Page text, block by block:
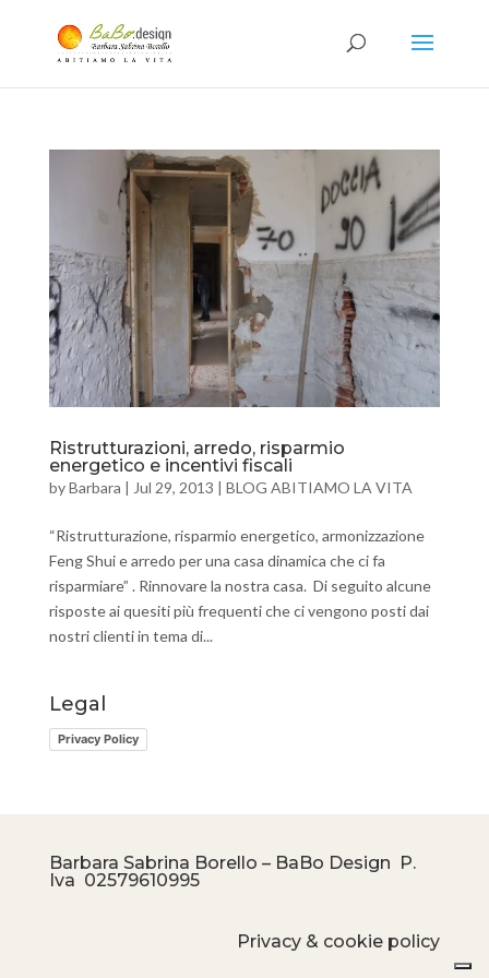
Ristrutturazioni, arredo, risparmio
energetico e incentivi fiscali
byBarbara | Jul 29, 2013 | BLOG ABITIAMO LA VITA
“Ristrutturazione, risparmio energetico, armonizzazione
Feng Shui e arredo per una casa dinamica che ci fa
risparmiare” . Rinnovare la nostra casa. Di seguito alcune
risposte ai quesiti più frequenti che ci vengono posti dai
nostri clienti in tema di...
Legal
Privacy Policy
Barbara Sabrina Borello – BaBo Design P.
Iva 02579610995
Privacy & cookie policy